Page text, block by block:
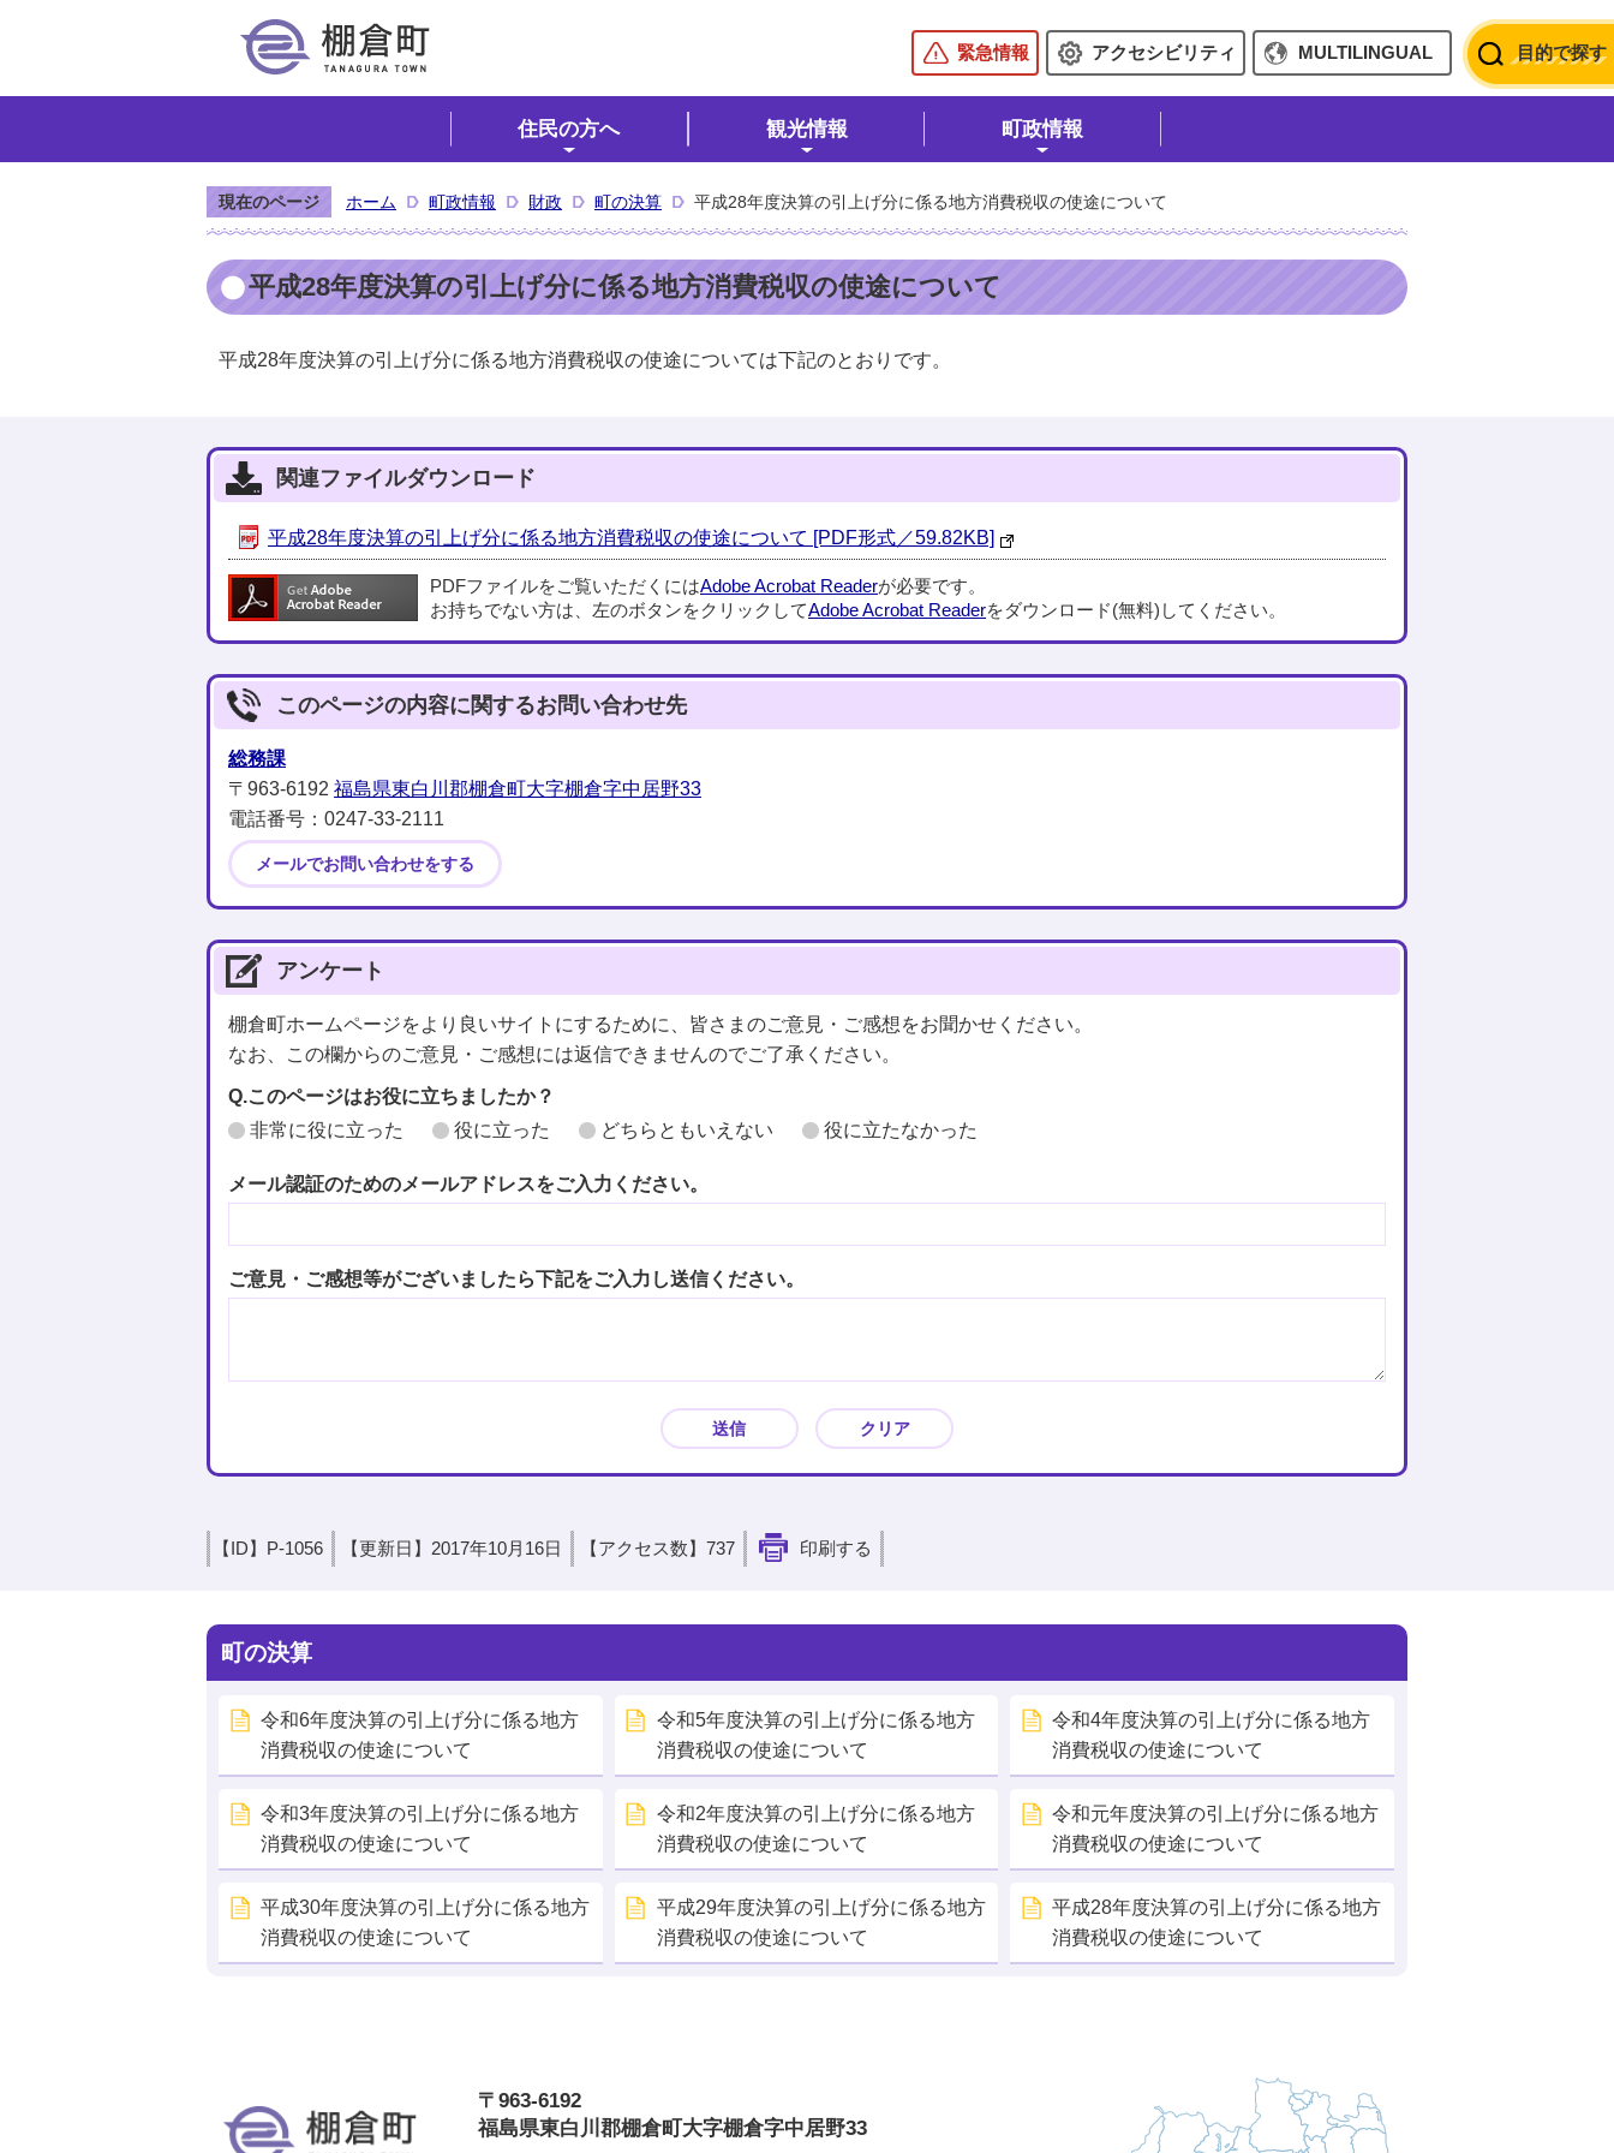
緊急情報
アクセシビリティ MULTILINGUAL 目的で探す
住民の方へ 観光情報 町政情報
現在のページ ホーム 町政情報 財政 町の決算 平成28年度決算の引上げ分に係る地方消費税収の使途について
平成28年度決算の引上げ分に係る地方消費税収の使途について
平成28年度決算の引上げ分に係る地方消費税収の使途については下記のとおりです。
関連ファイルダウンロード
平成28年度決算の引上げ分に係る地方消費税収の使途について [PDF形式／59.82KB]
PDFファイルをご覧いただくにはAdobe Acrobat Readerが必要です。
お持ちでない方は、左のボタンをクリックしてAdobe Acrobat Readerをダウンロード(無料)してください。
このページの内容に関するお問い合わせ先
総務課
〒963-6192 福島県東白川郡棚倉町大字棚倉字中居野33
電話番号：0247‐33‐2111
メールでお問い合わせをする
アンケート
棚倉町ホームページをより良いサイトにするために、皆さまのご意見・ご感想をお聞かせください。
なお、この欄からのご意見・ご感想には返信できませんのでご了承ください。
Q.このページはお役に立ちましたか？
非常に役に立った
役に立った どちらともいえない 役に立たなかった
メール認証のためのメールアドレスをご入力ください。
ご意見・ご感想等がございましたら下記をご入力し送信ください。
【ID】 P-1056 【更新日】 2017年10月16日 【アクセス数】 737 印刷する
町の決算
令和6年度決算の引上げ分に係る地方
消費税収の使途について
令和5年度決算の引上げ分に係る地方
消費税収の使途について
令和4年度決算の引上げ分に係る地方
消費税収の使途について
令和3年度決算の引上げ分に係る地方
消費税収の使途について
令和2年度決算の引上げ分に係る地方
消費税収の使途について
令和元年度決算の引上げ分に係る地方
消費税収の使途について
平成30年度決算の引上げ分に係る地方
消費税収の使途について
平成29年度決算の引上げ分に係る地方
消費税収の使途について
平成28年度決算の引上げ分に係る地方
消費税収の使途について
棚倉町
〒963-6192
福島県東白川郡棚倉町大字棚倉字中居野33